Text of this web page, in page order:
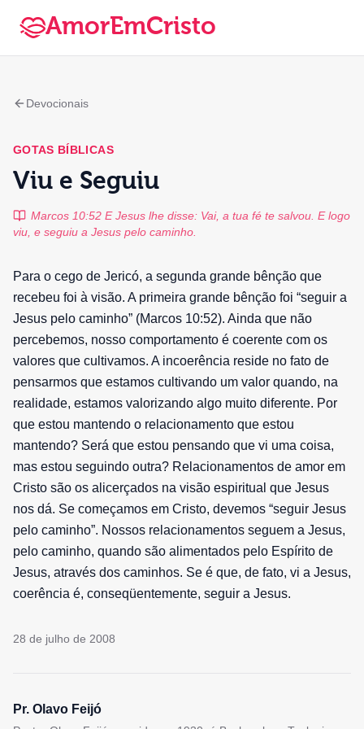
AmorEmCristo
Devocionais
GOTAS BÍBLICAS
Viu e Seguiu
Marcos 10:52 E Jesus lhe disse: Vai, a tua fé te salvou. E logo
viu, e seguiu a Jesus pelo caminho.
Para o cego de Jericó, a segunda grande bênção que
recebeu foi à visão. A primeira grande bênção foi “seguir a
Jesus pelo caminho” (Marcos 10:52). Ainda que não
percebemos, nosso comportamento é coerente com os
valores que cultivamos. A incoerência reside no fato de
pensarmos que estamos cultivando um valor quando, na
realidade, estamos valorizando algo muito diferente. Por
que estou mantendo o relacionamento que estou
mantendo? Será que estou pensando que vi uma coisa,
mas estou seguindo outra? Relacionamentos de amor em
Cristo são os alicerçados na visão espiritual que Jesus
nos dá. Se começamos em Cristo, devemos “seguir Jesus
pelo caminho”. Nossos relacionamentos seguem a Jesus,
pelo caminho, quando são alimentados pelo Espírito de
Jesus, através dos caminhos. Se é que, de fato, vi a Jesus,
coerência é, conseqüentemente, seguir a Jesus.
28 de julho de 2008
Pr. Olavo Feijó